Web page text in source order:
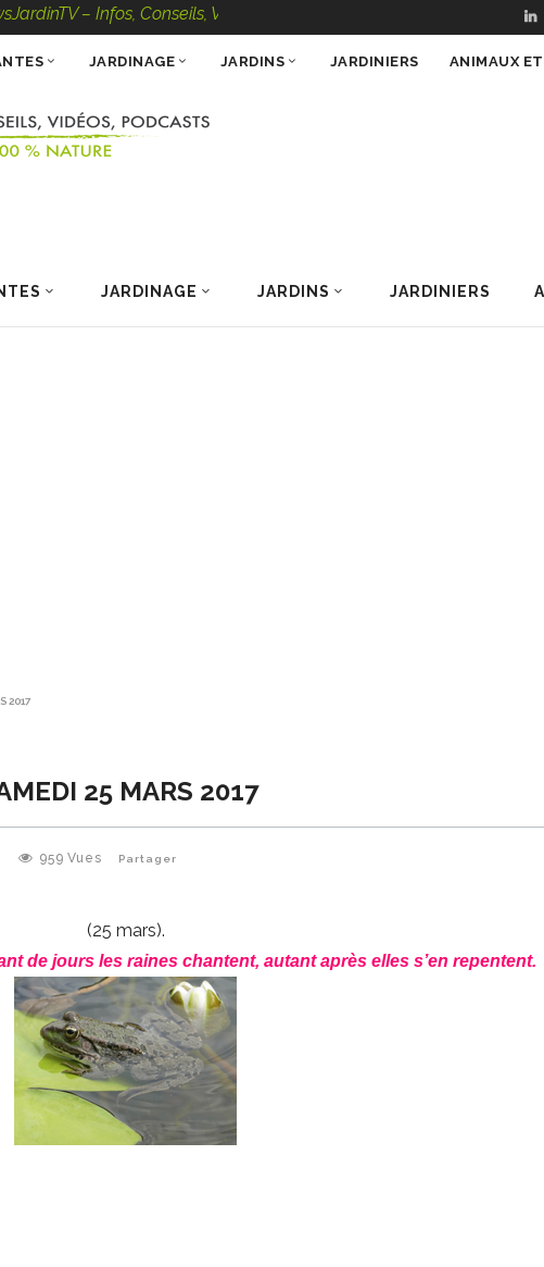
– Infos, Conseils, Vidéos, Podcasts – 100 % Nature
JARDINAGE JARDINS JARDINIERS
JARDINAGE JARDINS JARDINIERS ANIMAUX
2017
25 MARS 2017
959 Vues Partager
(25 mars).
de jours les raines chantent, autant après elles s’en repentent.